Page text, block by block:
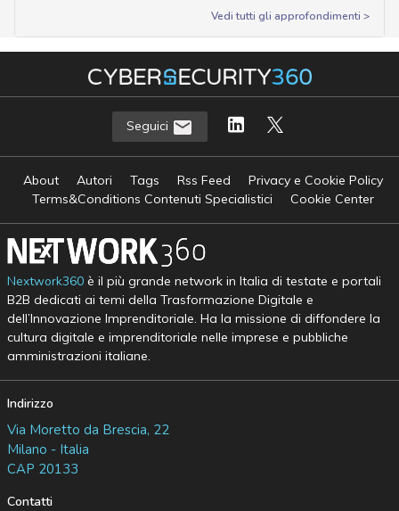
Vedi tutti gli approfondimenti >
Seguici
About Autori Tags Rss Feed
Privacy e Cookie Policy
Terms&Conditions Contenuti Specialistici
Cookie Center
Nextwork360è il più grande network in Italia di testate e portali
B2B dedicati ai temi della Trasformazione Digitale e
dell’Innovazione Imprenditoriale. Ha la missione di diffondere la
cultura digitale e imprenditoriale nelle imprese e pubbliche
amministrazioni italiane.
Indirizzo
Via Moretto da Brescia, 22
Milano - Italia
CAP 20133
Contatti